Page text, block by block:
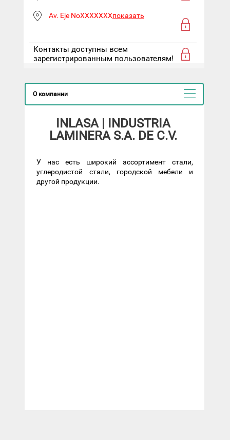
Av. Eje NoXXXXXXXпоказать
Контакты доступны всем
зарегистрированным пользователям!
О компании
INLASA | INDUSTRIA
LAMINERA S.A. DE C.V.
У нас есть широкий ассортимент стали,
углеродистой стали, городской мебели и
другой продукции.